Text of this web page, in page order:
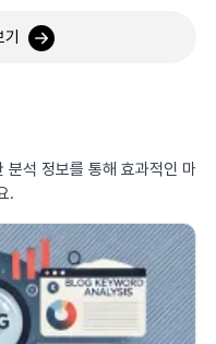
분석 정보를 통해 효과적인 마
.